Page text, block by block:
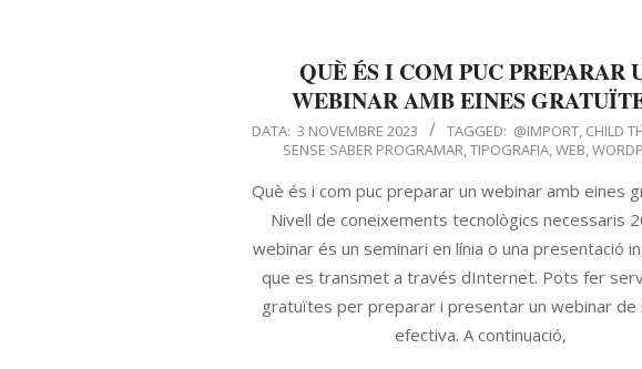
QUÈ ÉS I COM PUC PREPARAR
WEBINAR AMB EINES
DATA: 3 NOVEMBRE 2023 TAGGED: @IMPORT, CHILD
SENSE SABER PROGRAMAR,TIPOGRAFIA,WEB,
Què és i com puc preparar un webinar amb eines
Nivell de coneixements tecnològics necessaris
webinar és un seminari en línia o una presentació
que es transmet a través dInternet. Pots fer
gratuïtes per preparar i presentar un webinar de
efectiva. A continuació,